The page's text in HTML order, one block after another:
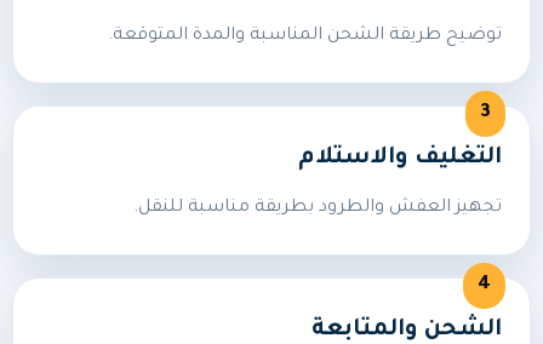
توضيح طريقة الشحن المناسبة والمدة المتوقعة.
التغليف والاستلام
تجهيز العفش والطرود بطريقة مناسبة للنقل.
الشحن والمتابعة